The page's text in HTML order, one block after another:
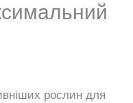
рослин для